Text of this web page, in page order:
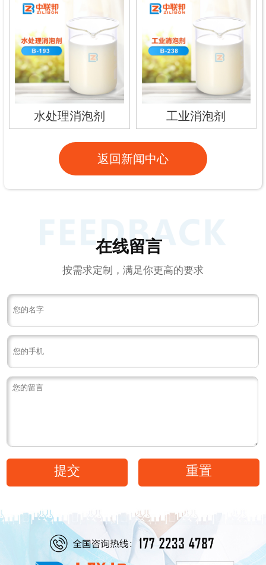
水处理消泡剂 工业消泡剂
返回新闻中心
在线留言
按需求定制，满足你更高的要求